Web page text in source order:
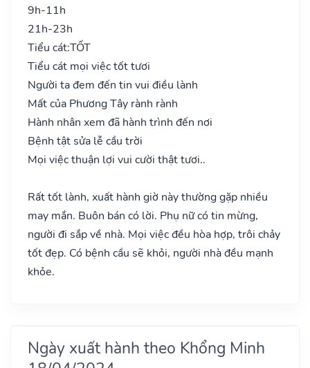
9h-11h
21h-23h
Tiểu cát:TỐT
Tiểu cát mọi việc tốt tươi
Người ta đem đến tin vui điều lành
Mất của Phương Tây rành rành
Hành nhân xem đã hành trình đến nơi
Bệnh tật sửa lễ cầu trời
Mọi việc thuận lợi vui cười thật tươi..
Rất tốt lành, xuất hành giờ này thường gặp nhiều
may mắn. Buôn bán có lời. Phụ nữ có tin mừng,
người đi sắp về nhà. Mọi việc đều hòa hợp, trôi chảy
tốt đẹp. Có bệnh cầu sẽ khỏi, người nhà đều mạnh
khỏe.
Ngày xuất hành theo Khổng Minh